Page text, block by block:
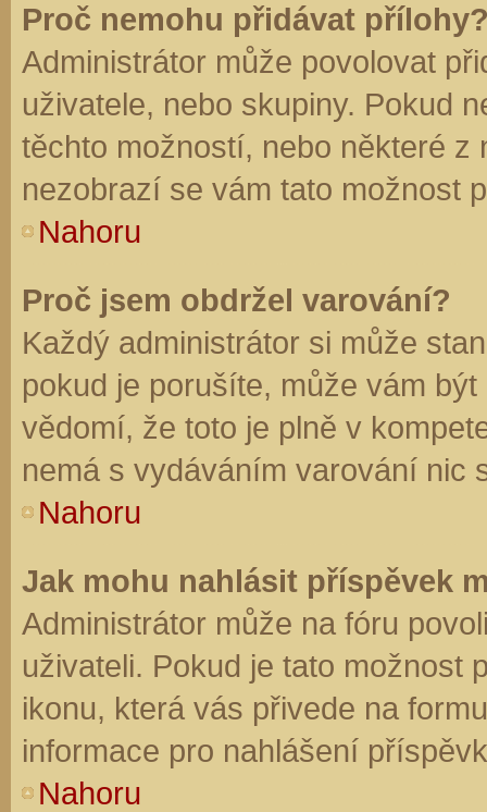
Proč nemohu přidávat
Administrátor může povolovat
uživatele, nebo skupiny. Pokud
těchto možností, nebo některé z
nezobrazí se vám tato možnost
Nahoru
Proč jsem obdržel varování?
Každý administrátor si může
pokud je porušíte, může vám
vědomí, že toto je plně v
nemá s vydáváním varování nic
Nahoru
Jak mohu nahlásit příspěvek
Administrátor může na fóru
uživateli. Pokud je tato možnost
ikonu, která vás přivede na
informace pro nahlášení
Nahoru